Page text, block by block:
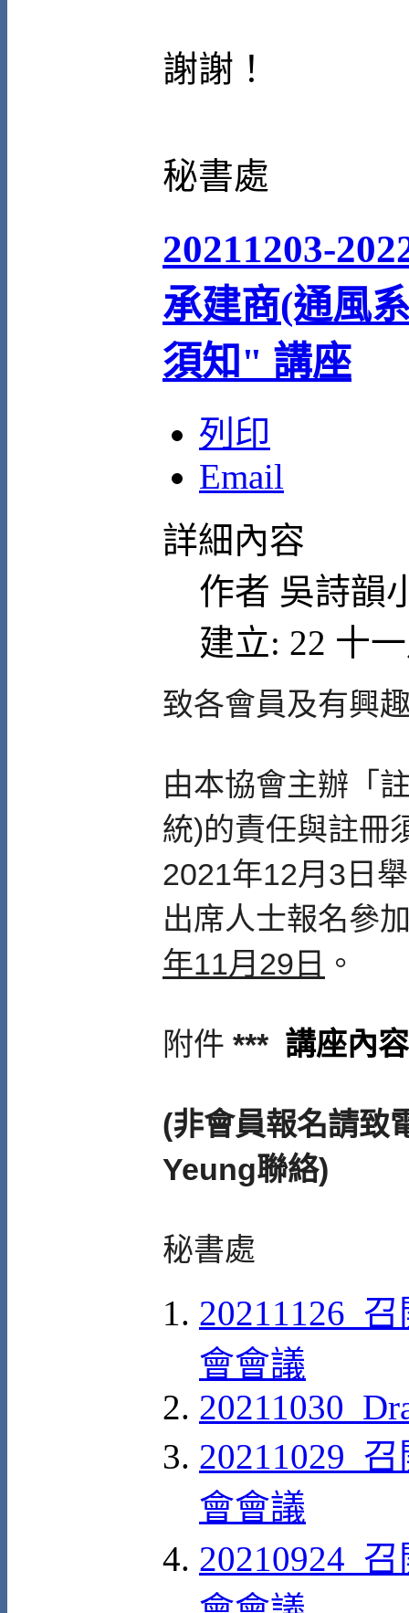
謝謝！
秘書處
20211203-
承建商(通風
須知" 講座
列印
Email
詳細內容
作者 吳詩韻
建立: 22 十
致各會員及有興
由本協會主辦「
統)的責任與註冊
2021年12月3日
出席人士報名參
年11月29日 。
附件 *** 講座內
(非會員報名請致
Yeung聯絡)
秘書處
20211126_
會會議
20211029_
會會議
20210924_